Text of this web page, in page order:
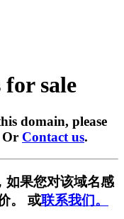
sale
domain, please
Or Contact us.
如果您对该域名感
。 或联系我们。